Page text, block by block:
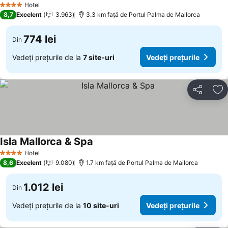
4 Stele Hotel
Vedeți prețurile
8,7 Excelent 3.963 3.3 km faţă de Portul Palma de Mallorca
Din 774 lei
Vedeți prețurile de la 7 site-uri Vedeți prețurile
Distribuiți
4 Stele Hotel
Isla Mallorca & Spa
8,6 Excelent 9.080 1.7 km faţă de Portul Palma de Mallorca
Din 1.012 lei
Vedeți prețurile de la 10 site-uri Vedeți prețurile